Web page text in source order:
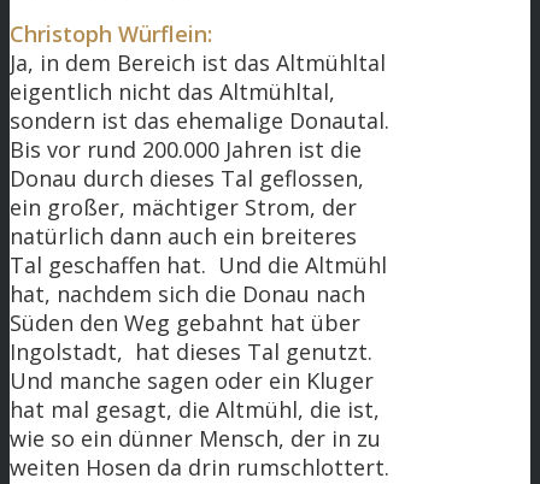
Christoph Würflein:
Ja, in dem Bereich ist das Altmühltal
eigentlich nicht das Altmühltal,
sondern ist das ehemalige Donautal.
Bis vor rund 200.000 Jahren ist die
Donau durch dieses Tal geflossen,
ein großer, mächtiger Strom, der
natürlich dann auch ein breiteres
Tal geschaffen hat. Und die Altmühl
hat, nachdem sich die Donau nach
Süden den Weg gebahnt hat über
Ingolstadt, hat dieses Tal genutzt.
Und manche sagen oder ein Kluger
hat mal gesagt, die Altmühl, die ist,
wie so ein dünner Mensch, der in zu
weiten Hosen da drin rumschlottert.